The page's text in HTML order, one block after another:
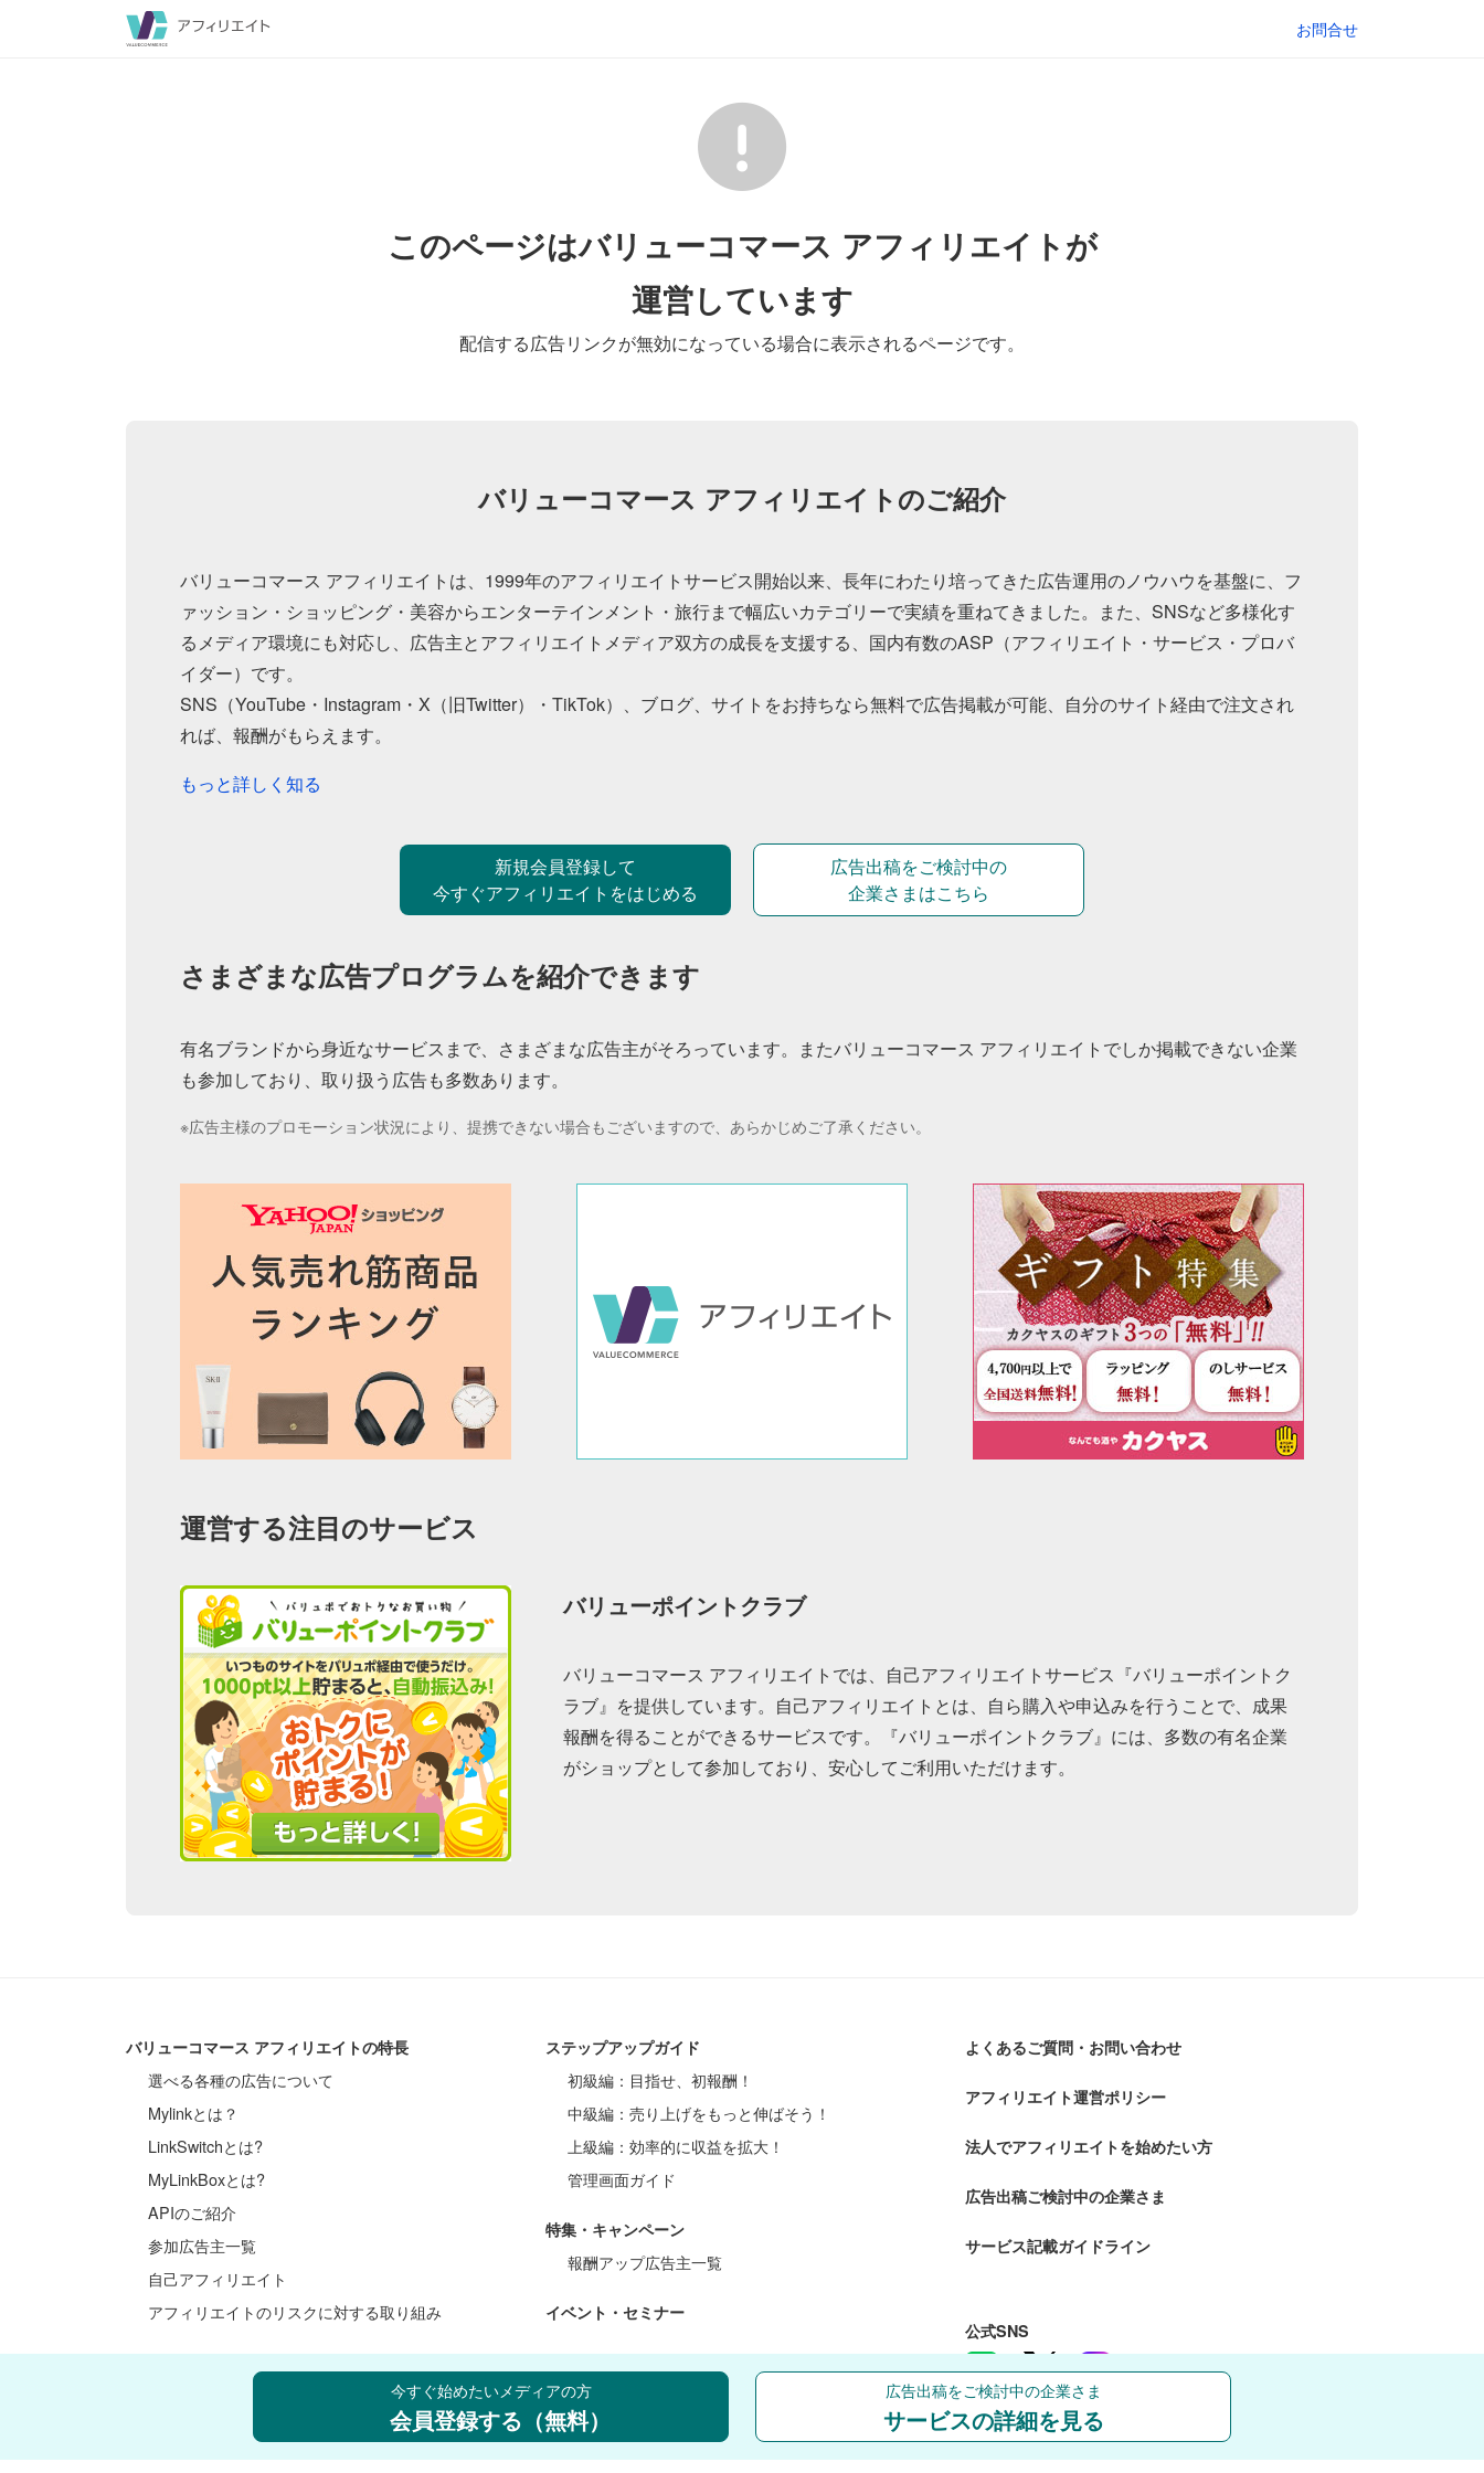
お問合せ
このページはバリューコマース アフィリエイトが
運営しています
配信する広告リンクが無効になっている場合に表示されるページです。
バリューコマース アフィリエイトのご紹介
バリューコマース アフィリエイトは、1999年のアフィリエイトサービス開始以来、長年にわたり培ってきた広告運用のノウハウを基盤に、フ
ァッション・ショッピング・美容からエンターテインメント・旅行まで幅広いカテゴリーで実績を重ねてきました。また、SNSなど多様化す
るメディア環境にも対応し、広告主とアフィリエイトメディア双方の成長を支援する、国内有数のASP（アフィリエイト・サービス・プロバ
イダー）です。
SNS（YouTube・Instagram・X（旧Twitter）・TikTok）、ブログ、サイトをお持ちなら無料で広告掲載が可能、自分のサイト経由で注文され
れば、報酬がもらえます。
もっと詳しく知る
新規会員登録して
今すぐアフィリエイトをはじめる
広告出稿をご検討中の
企業さまはこちら
さまざまな広告プログラムを紹介できます
有名ブランドから身近なサービスまで、さまざまな広告主がそろっています。またバリューコマース アフィリエイトでしか掲載できない企業
も参加しており、取り扱う広告も多数あります。
※広告主様のプロモーション状況により、提携できない場合もございますので、あらかじめご了承ください。
運営する注目のサービス
バリューポイントクラブ
バリューコマース アフィリエイトでは、自己アフィリエイトサービス『バリューポイントク
ラブ』を提供しています。自己アフィリエイトとは、自ら購入や申込みを行うことで、成果
報酬を得ることができるサービスです。『バリューポイントクラブ』には、多数の有名企業
がショップとして参加しており、安心してご利用いただけます。
バリューコマース アフィリエイトの特長
選べる各種の広告について
Mylinkとは？
LinkSwitchとは?
MyLinkBoxとは?
APIのご紹介
参加広告主一覧
自己アフィリエイト
アフィリエイトのリスクに対する取り組み
アフィリエイトの始め方
ステップアップガイド
初級編：目指せ、初報酬！
中級編：売り上げをもっと伸ばそう！
上級編：効率的に収益を拡大！
管理画面ガイド
特集・キャンペーン
報酬アップ広告主一覧
イベント・セミナー
よくあるご質問・お問い合わせ
アフィリエイト運営ポリシー
法人でアフィリエイトを始めたい方
広告出稿ご検討中の企業さま
サービス記載ガイドライン
公式SNS
今すぐ始めたいメディアの方
会員登録する（無料）
広告出稿をご検討中の企業さま
サービスの詳細を見る